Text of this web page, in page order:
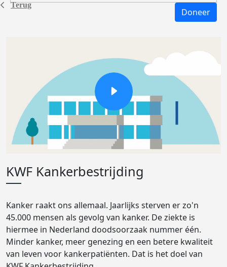
Terug
Doneer
KWF Kankerbestrijding
Kanker raakt ons allemaal. Jaarlijks sterven er zo'n
45.000 mensen als gevolg van kanker. De ziekte is
hiermee in Nederland doodsoorzaak nummer één.
Minder kanker, meer genezing en een betere kwaliteit
van leven voor kankerpatiënten. Dat is het doel van